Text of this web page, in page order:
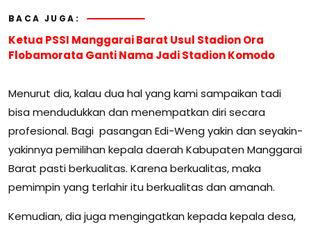
BACA JUGA:
Ketua PSSI Manggarai Barat Usul Stadion Ora
Flobamorata Ganti Nama Jadi Stadion Komodo
Menurut dia, kalau dua hal yang kami sampaikan tadi
bisa mendudukkan dan menempatkan diri secara
profesional. Bagi pasangan Edi-Weng yakin dan seyakin-
yakinnya pemilihan kepala daerah Kabupaten Manggarai
Barat pasti berkualitas. Karena berkualitas, maka
pemimpin yang terlahir itu berkualitas dan amanah.
Kemudian, dia juga mengingatkan kepada kepala desa,